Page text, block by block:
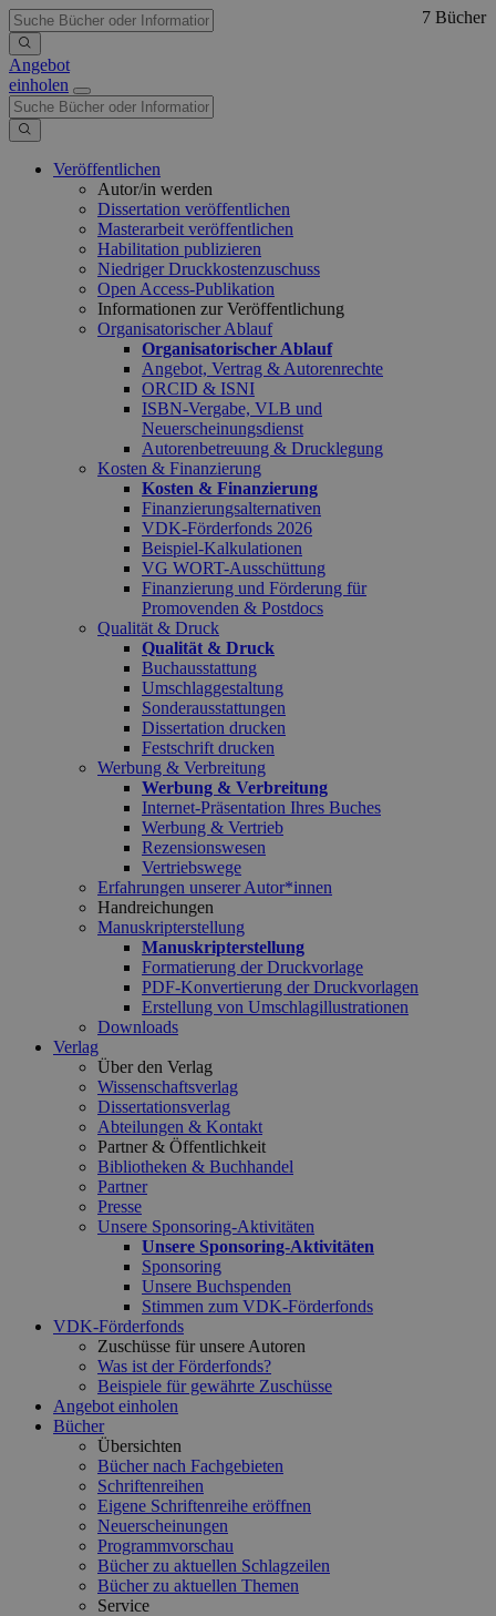
Angebot
einholen
Veröffentlichen
Autor/in werden
Dissertation veröffentlichen
Masterarbeit veröffentlichen
Habilitation publizieren
Niedriger Druckkostenzuschuss
Open Access-Publikation
Informationen zur Veröffentlichung
Organisatorischer Ablauf
Organisatorischer Ablauf
Angebot, Vertrag & Autorenrechte
ORCID & ISNI
ISBN-Vergabe, VLB und
Neuerscheinungsdienst
Autorenbetreuung & Drucklegung
Kosten & Finanzierung
Kosten & Finanzierung
Finanzierungsalternativen
VDK-Förderfonds 2026
Beispiel-Kalkulationen
VG WORT-Ausschüttung
Finanzierung und Förderung für
Promovenden & Postdocs
Qualität & Druck
Qualität & Druck
Buchausstattung
Umschlaggestaltung
Sonderausstattungen
Dissertation drucken
Festschrift drucken
Werbung & Verbreitung
Werbung & Verbreitung
Internet-Präsentation Ihres Buches
Werbung & Vertrieb
Rezensionswesen
Vertriebswege
Erfahrungen unserer Autor*innen
Handreichungen
Manuskripterstellung
Manuskripterstellung
Formatierung der Druckvorlage
PDF-Konvertierung der Druckvorlagen
Erstellung von Umschlagillustrationen
Downloads
Verlag
Über den Verlag
Wissenschaftsverlag
Dissertationsverlag
Abteilungen & Kontakt
Partner & Öffentlichkeit
Bibliotheken & Buchhandel
Partner
Presse
Unsere Sponsoring-Aktivitäten
Unsere Sponsoring-Aktivitäten
Sponsoring
Unsere Buchspenden
Stimmen zum VDK-Förderfonds
VDK-Förderfonds
Zuschüsse für unsere Autoren
Was ist der Förderfonds?
Beispiele für gewährte Zuschüsse
Angebot einholen
Bücher
Übersichten
Bücher nach Fachgebieten
Schriftenreihen
Eigene Schriftenreihe eröffnen
Neuerscheinungen
Programmvorschau
Bücher zu aktuellen Schlagzeilen
Bücher zu aktuellen Themen
Service
7 Bücher